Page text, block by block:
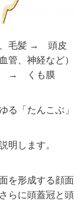
、毛髪 → 頭皮
、神経など）
→ くも膜
る「たんこぶ」
明します。
を形成する顔面
らに頭蓋冠と頭